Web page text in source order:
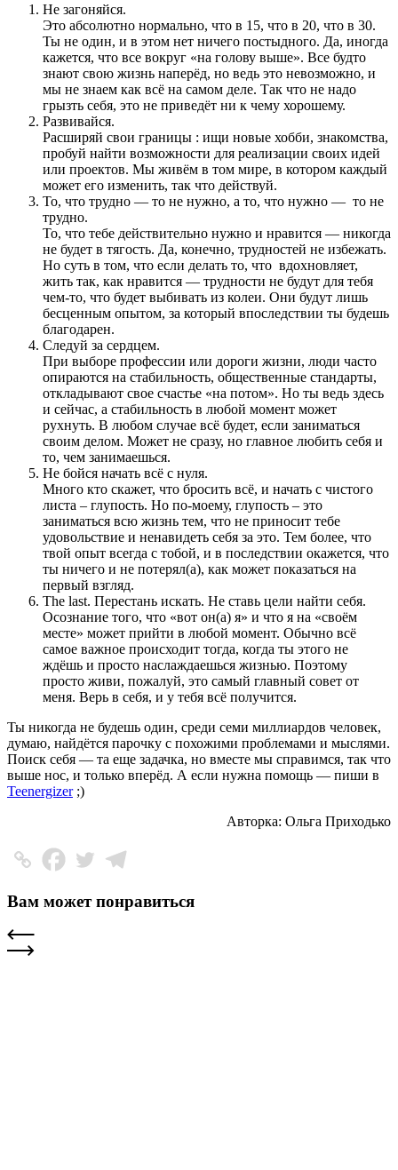
Не загоняйся.
Это абсолютно нормально, что в 15, что в 20, что в 30.
Ты не один, и в этом нет ничего постыдного. Да, иногда
кажется, что все вокруг «на голову выше». Все будто
знают свою жизнь наперёд, но ведь это невозможно, и
мы не знаем как всё на самом деле. Так что не надо
грызть себя, это не приведёт ни к чему хорошему.
Развивайся.
Расширяй свои границы : ищи новые хобби, знакомства,
пробуй найти возможности для реализации своих идей
или проектов. Мы живём в том мире, в котором каждый
может его изменить, так что действуй.
То, что трудно — то не нужно, а то, что нужно — то не
трудно.
То, что тебе действительно нужно и нравится — никогда
не будет в тягость. Да, конечно, трудностей не избежать.
Но суть в том, что если делать то, что вдохновляет,
жить так, как нравится — трудности не будут для тебя
чем-то, что будет выбивать из колеи. Они будут лишь
бесценным опытом, за который впоследствии ты будешь
благодарен.
Следуй за сердцем.
При выборе профессии или дороги жизни, люди часто
опираются на стабильность, общественные стандарты,
откладывают свое счастье «на потом». Но ты ведь здесь
и сейчас, а стабильность в любой момент может
рухнуть. В любом случае всё будет, если заниматься
своим делом. Может не сразу, но главное любить себя и
то, чем занимаешься.
Не бойся начать всё с нуля.
Много кто скажет, что бросить всё, и начать с чистого
листа – глупость. Но по-моему, глупость – это
заниматься всю жизнь тем, что не приносит тебе
удовольствие и ненавидеть себя за это. Тем более, что
твой опыт всегда с тобой, и в последствии окажется, что
ты ничего и не потерял(а), как может показаться на
первый взгляд.
The last. Перестань искать. Не ставь цели найти себя.
Осознание того, что «вот он(а) я» и что я на «своём
месте» может прийти в любой момент. Обычно всё
самое важное происходит тогда, когда ты этого не
ждёшь и просто наслаждаешься жизнью. Поэтому
просто живи, пожалуй, это самый главный совет от
меня. Верь в себя, и у тебя всё получится.
Ты никогда не будешь один, среди семи миллиардов человек,
думаю, найдётся парочку с похожими проблемами и мыслями.
Поиск себя — та еще задачка, но вместе мы справимся, так что
выше нос, и только вперёд. А если нужна помощь — пиши в
Teenergizer;)
Авторка: Ольга Приходько
Вам может понравиться